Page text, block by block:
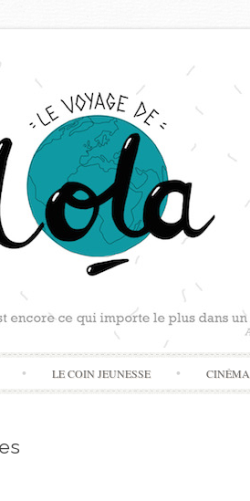
Skip
to
LE COIN JEUNESSE CINÉMA